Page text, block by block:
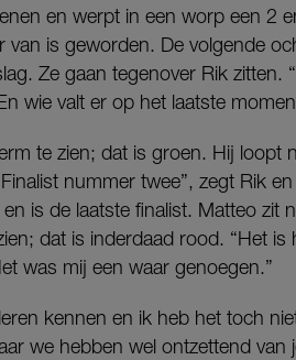
en werpt in een worp een 2
van is geworden. De volgende
Ze gaan tegenover Rik zitten.
wie valt er op het laatste
te zien; dat is groen. Hij loopt
nummer twee”, zegt Rik
is de laatste finalist. Matteo zit
dat is inderdaad rood. “Het is
was mij een waar genoegen.”
kennen en ik heb het toch
we hebben wel ontzettend van